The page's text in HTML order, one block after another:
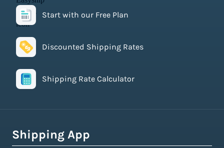
Start with our Free Plan
Discounted Shipping Rates
Shipping Rate Calculator
Shipping App